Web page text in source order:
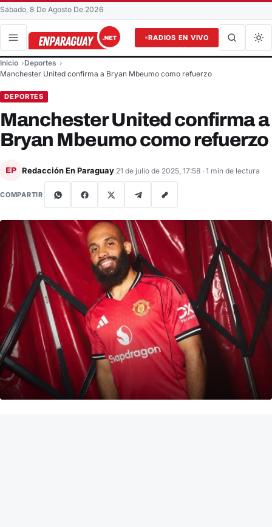
Sábado, 8 De Agosto De 2026
RADIOS EN VIVO
Buscar en el sitio
Inicio
Deportes
Manchester United confirma a Bryan Mbeumo como refuerzo
DEPORTES
Manchester United confirma a
Bryan Mbeumo como refuerzo
EP Redacción En Paraguay 21 de julio de 2025, 17:58 · 1 min de lectura
COMPARTIR